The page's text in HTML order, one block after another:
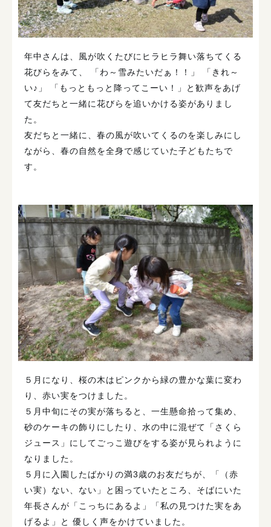
年中さんは、風が吹くたびにヒラヒラ舞い落ちてくる
花びらをみて、 「わ～雪みたいだぁ！！」 「きれ～
い♪」 「もっともっと降ってこーい！」と歓声をあげ
て友だちと一緒に花びらを追いかける姿がありまし
た。
友だちと一緒に、春の風が吹いてくるのを楽しみにし
ながら、春の自然を全身で感じていた子どもたちで
す。
５月になり、桜の木はピンクから緑の豊かな葉に変わ
り、赤い実をつけました。
５月中旬にその実が落ちると、一生懸命拾って集め、
砂のケーキの飾りにしたり、水の中に混ぜて「さくら
ジュース」にしてごっこ遊びをする姿が見られように
なりました。
５月に入園したばかりの満3歳のお友だちが、「（赤
い実）ない、ない」と困っていたところ、そばにいた
年長さんが「こっちにあるよ」「私の見つけた実をあ
げるよ」と 優しく声をかけていました。